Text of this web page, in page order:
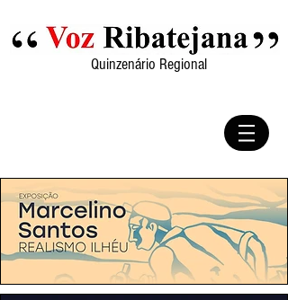
Quinzenário Regional